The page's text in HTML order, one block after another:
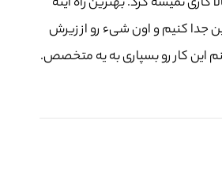
جدا کنیم و اون شیء رو از زیرش
این کار رو بسپاری به یه متخصص.